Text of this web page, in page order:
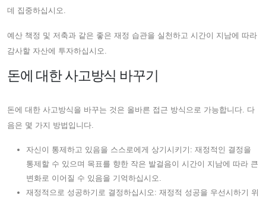
데 집중하십시오.
예산 책정 및 저축과 같은 좋은 재정 습관을 실천하고 시간이 지남에 따라
감사할 자산에 투자하십시오.
돈에 대한 사고방식 바꾸기
돈에 대한 사고방식을 바꾸는 것은 올바른 접근 방식으로 가능합니다. 다
음은 몇 가지 방법입니다.
자신이 통제하고 있음을 스스로에게 상기시키기: 재정적인 결정을
통제할 수 있으며 목표를 향한 작은 발걸음이 시간이 지남에 따라 큰
변화로 이어질 수 있음을 기억하십시오.
재정적으로 성공하기로 결정하십시오: 재정적 성공을 우선시하기 위